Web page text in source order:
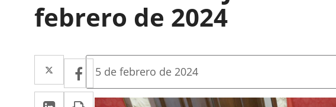
febrero de 2024
Twitter
Enlace
a
Facebook
Enlace
a
LinkedIn
EnlaceImprimir
Fecha
la
noticia
5 de febrero de 2024